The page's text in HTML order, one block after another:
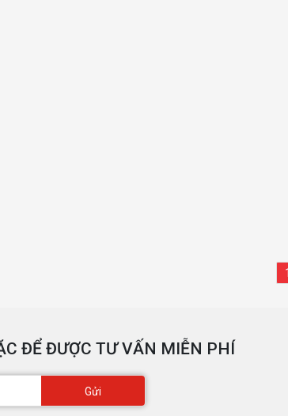
1
ĐỂ ĐƯỢC TƯ VẤN MIỄN PHÍ
Gửi